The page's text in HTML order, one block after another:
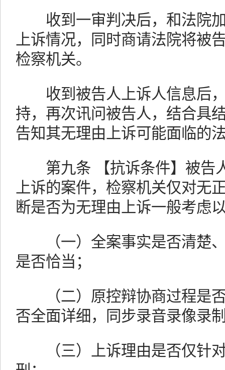
收到一审判决后，和法院加
上诉情况，同时商请法院将被
检察机关。
收到被告人上诉人信息后，
持，再次讯问被告人，结合具
告知其无理由上诉可能面临的
第九条 【抗诉条件】被告
上诉的案件，检察机关仅对无
断是否为无理由上诉一般考虑
（一）全案事实是否清楚、
是否恰当；
（二）原控辩协商过程是否
否全面详细，同步录音录像录
（三）上诉理由是否仅针对